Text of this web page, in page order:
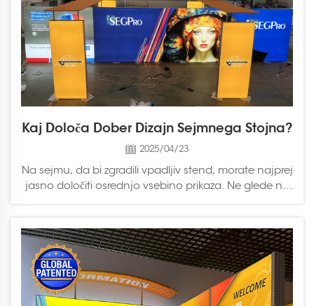
Kaj Določa Dober Dizajn Sejmnega Stojna?
2025/04/23
Na sejmu, da bi zgradili vpadljiv stend, morate najprej
jasno določiti osrednjo vsebino prikaza. Ne glede na
najpomembnejši razlog, zakaj...